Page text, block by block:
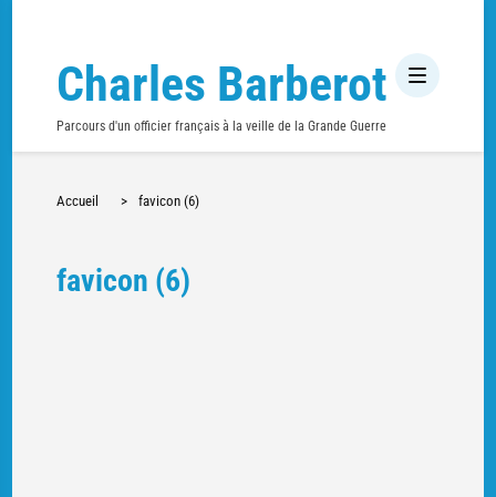
Charles Barberot
Parcours d'un officier français à la veille de la Grande Guerre
Accueil > favicon (6)
favicon (6)